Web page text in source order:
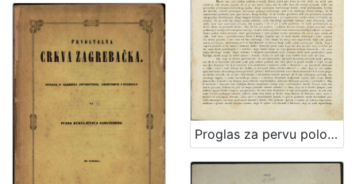
Proglas za pervu polovinu deveto-godišnjega tečaja 1843 Narodnih ilirskih novinah i Danice ilirske